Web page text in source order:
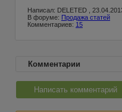
Написал: DELETED ,
В форуме: Продажа статей
Комментариев: 15
Комментарии
Написать комментарий